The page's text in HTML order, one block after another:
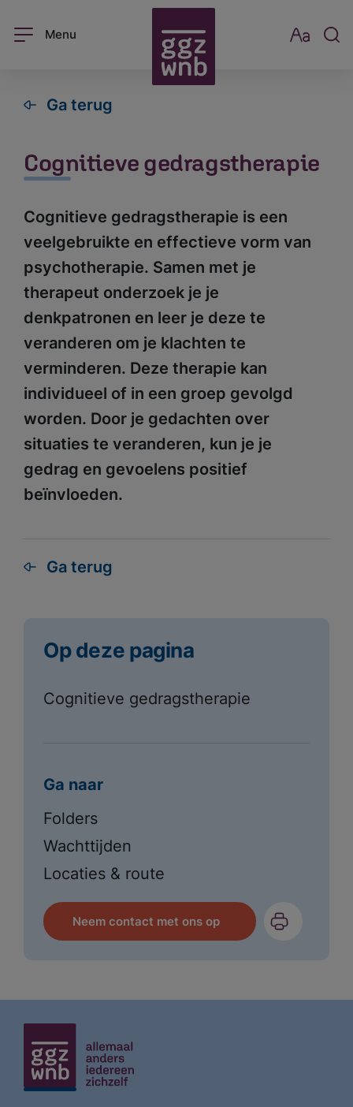
Menu
Ga terug
Cognitieve gedragstherapie
Cognitieve gedragstherapie is een
veelgebruikte en effectieve vorm van
psychotherapie. Samen met je
therapeut onderzoek je je
denkpatronen en leer je deze te
veranderen om je klachten te
verminderen. Deze therapie kan
individueel of in een groep gevolgd
worden. Door je gedachten over
situaties te veranderen, kun je je
gedrag en gevoelens positief
beïnvloeden.
Ga terug
Op deze pagina
Cognitieve gedragstherapie
Ga naar
Folders
Wachttijden
Locaties & route
Neem contact met ons op